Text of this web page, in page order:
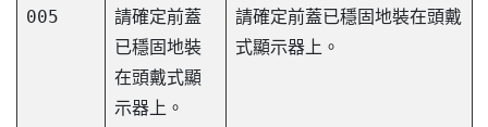
005
請確定前蓋
已穩固地裝
在頭戴式顯
示器上。
請確定前蓋已穩固地裝在頭戴
式顯示器上。